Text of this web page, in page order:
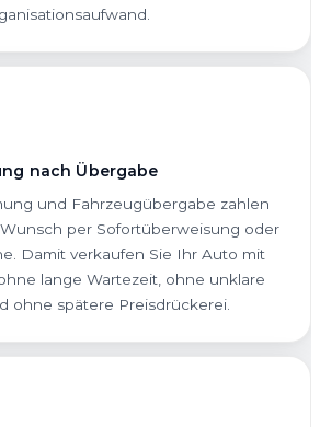
nach Übergabe
und Fahrzeugübergabe zahlen
per Sofortüberweisung oder
Damit verkaufen Sie Ihr Auto mit
lange Wartezeit, ohne unklare
ohne spätere Preisdrückerei.